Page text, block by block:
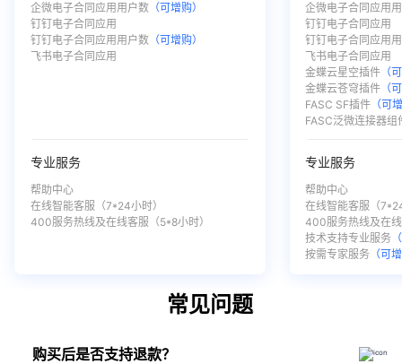
企微电子合同应用用户数（可增购）
钉钉电子合同应用
钉钉电子合同应用用户数（可增购）
飞书电子合同应用
专业服务
帮助中心
在线智能客服（7*24小时）
400服务热线及在线客服（5*8小时）
企微电子合同应用
钉钉电子合同应用
钉钉电子合同应用
飞书电子合同应用
金蝶云星空插件 （
金蝶云苍穹插件 （
FASC SF插件 （可
FASC泛微连接器组
专业服务
帮助中心
在线智能客服（
400服务热线及在
技术支持专业服务
按需专家服务 （可
常见问题
购买后是否支持退款？